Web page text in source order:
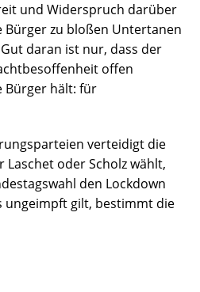
und Widerspruch darüber
Bürger zu bloßen Untertanen
daran ist nur, dass der
offen
Bürger hält: für
verteidigt die
Laschet oder Scholz wählt,
den Lockdown
ungeimpft gilt, bestimmt die